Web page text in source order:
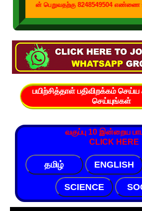
8248549504 எண்ணை உங்கள் வாட்ஸப்
பயிற்சித்தாள் பதிவிறக்கம்
செய்யுங்கள்
வகுப்பு 10 இன்றைய
CLICK HERE
தமிழ் ENGLISH
SCIENCE